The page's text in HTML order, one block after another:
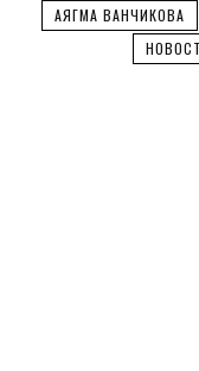
АЯГМА ВАНЧИКОВА